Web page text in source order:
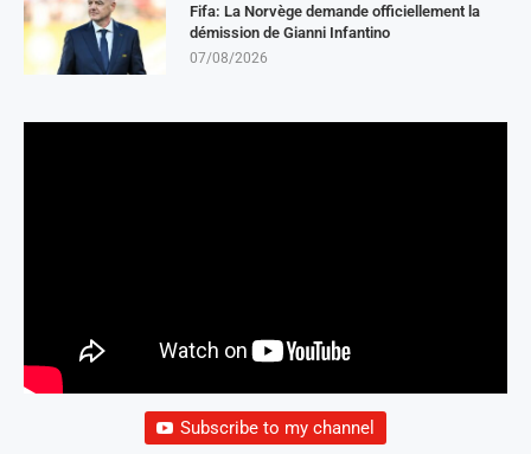
Fifa: La Norvège demande officiellement la
démission de Gianni Infantino
07/08/2026
Subscribe to my channel